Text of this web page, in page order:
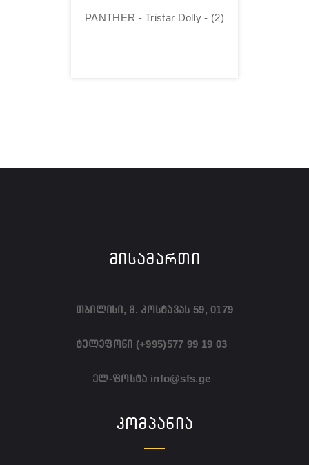
PANTHER - Tristar Dolly - (2)
ᲛᲘᲡᲐᲛᲐᲠᲗᲘ
თბილისი, მ. კოსტავას 59, 0179
ტელეფონი (+995)577 99 19 03
ელ-ფოსტა info@sfs.ge
ᲙᲝᲛᲞᲐᲜᲘᲐ